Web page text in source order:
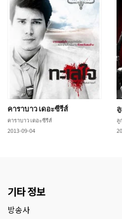
คาราบาว เดอะซีรีส์
คาราบาว เดอะซีรีส์
2013-09-04
ลู
기타 정보
방송사